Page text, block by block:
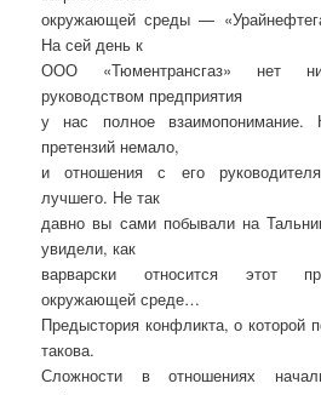
окружающей среды —
На сей день к
ООО «Тюментрансгаз» нет
руководством предприятия
у нас полное взаимопонимание.
претензий немало,
и отношения с его
лучшего. Не так
давно вы сами побывали на
увидели, как
варварски относится этот
окружающей среде…
Предыстория конфликта, о которой
такова.
Сложности в отношениях